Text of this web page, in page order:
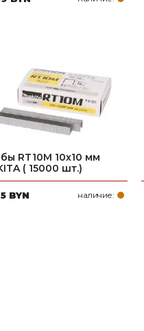
RT10M 10х10 мм
( 15000 шт.)
BYN наличие: